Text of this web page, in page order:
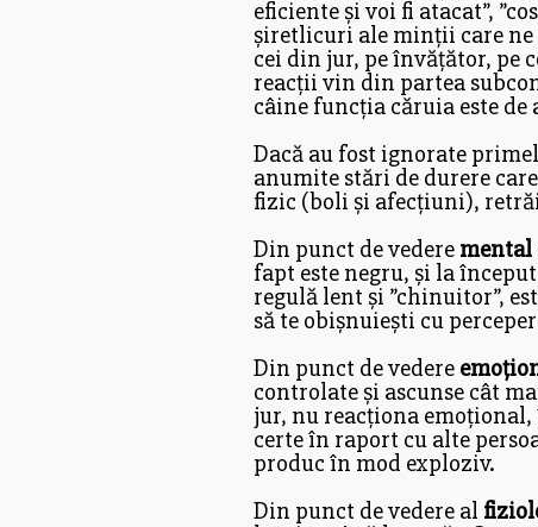
eficiente și voi fi atacat”,
șiretlicuri ale minții care ne
cei din jur, pe învățător, pe
reacții vin din partea
câine funcția căruia este
Dacă au fost ignorate
anumite stări de durere
fizic (boli și afecțiuni),
Din punct de vedere mental
fapt este negru, și la
regulă lent și ”chinuitor”,
să te obișnuiești cu
Din punct de vedere
controlate și ascunse cât
jur, nu reacționa emoțional,
certe în raport cu alte
produc în mod exploziv.
Din punct de vedere al